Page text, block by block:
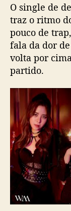
O single de
traz o ritmo
pouco de
fala da dor
volta por
partido.